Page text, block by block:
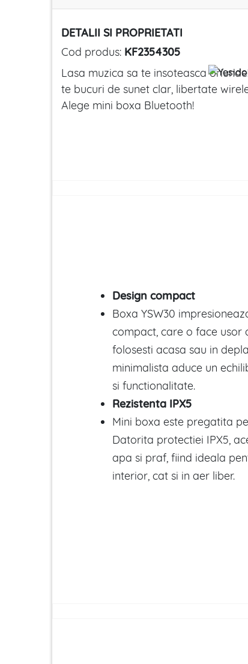
DETALII SI PROPRIETATI
Cod produs: KF2354305
Lasa muzica sa te insoteasca
te bucuri de sunet clar, libertate
Alege mini boxa Bluetooth!
Design compact
Boxa YSW30
compact, care o face usor
folosesti acasa sau in
minimalista aduce un
si functionalitate.
Rezistenta IPX5
Mini boxa este pregatita
Datorita protectiei IPX5,
apa si praf, fiind ideala
interior, cat si in aer liber.